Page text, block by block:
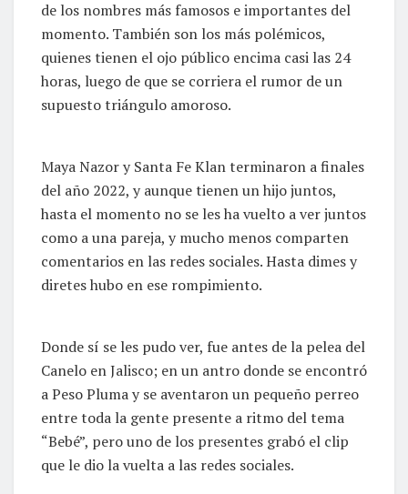
de los nombres más famosos e importantes del
momento. También son los más polémicos,
quienes tienen el ojo público encima casi las 24
horas, luego de que se corriera el rumor de un
supuesto triángulo amoroso.
Maya Nazor y Santa Fe Klan terminaron a finales
del año 2022, y aunque tienen un hijo juntos,
hasta el momento no se les ha vuelto a ver juntos
como a una pareja, y mucho menos comparten
comentarios en las redes sociales. Hasta dimes y
diretes hubo en ese rompimiento.
Donde sí se les pudo ver, fue antes de la pelea del
Canelo en Jalisco; en un antro donde se encontró
a Peso Pluma y se aventaron un pequeño perreo
entre toda la gente presente a ritmo del tema
“Bebé”, pero uno de los presentes grabó el clip
que le dio la vuelta a las redes sociales.